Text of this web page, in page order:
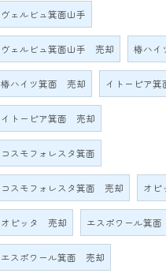
ヴェルビュ箕面山手
ヴェルビュ箕面山手 売却 椿ハイ
椿ハイツ箕面 売却 イトーピア箕
イトーピア箕面 売却
コスモフォレスタ箕面
コスモフォレスタ箕面 売却 オピ
オピッタ 売却 エスポワール箕面
エスポワール箕面 売却